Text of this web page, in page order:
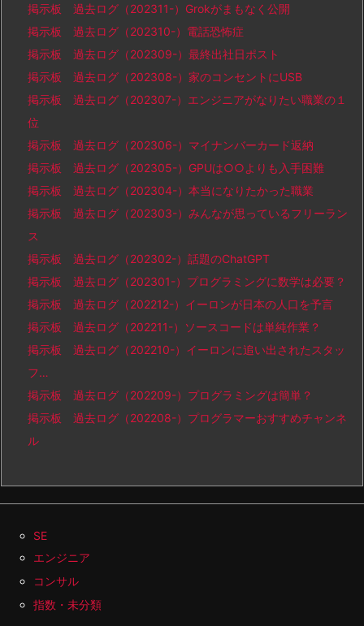
掲示板 過去ログ（202311-）Grokがまもなく公開
掲示板 過去ログ（202310-）電話恐怖症
掲示板 過去ログ（202309-）最終出社日ポスト
掲示板 過去ログ（202308-）家のコンセントにUSB
掲示板 過去ログ（202307-）エンジニアがなりたい職業の１
位
掲示板 過去ログ（202306-）マイナンバーカード返納
掲示板 過去ログ（202305-）GPUは○○よりも入手困難
掲示板 過去ログ（202304-）本当になりたかった職業
掲示板 過去ログ（202303-）みんなが思っているフリーラン
ス
掲示板 過去ログ（202302-）話題のChatGPT
掲示板 過去ログ（202301-）プログラミングに数学は必要？
掲示板 過去ログ（202212-）イーロンが日本の人口を予言
掲示板 過去ログ（202211-）ソースコードは単純作業？
掲示板 過去ログ（202210-）イーロンに追い出されたスタッ
フ…
掲示板 過去ログ（202209-）プログラミングは簡単？
掲示板 過去ログ（202208-）プログラマーおすすめチャンネ
ル
SE
エンジニア
コンサル
指数・未分類